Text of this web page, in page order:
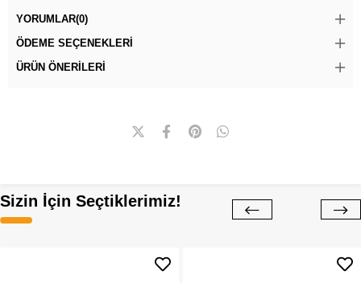
YORUMLAR(0)
ÖDEME SEÇENEKLERI
ÜRÜN ÖNERILERI
Sizin İçin Seçtiklerimiz!